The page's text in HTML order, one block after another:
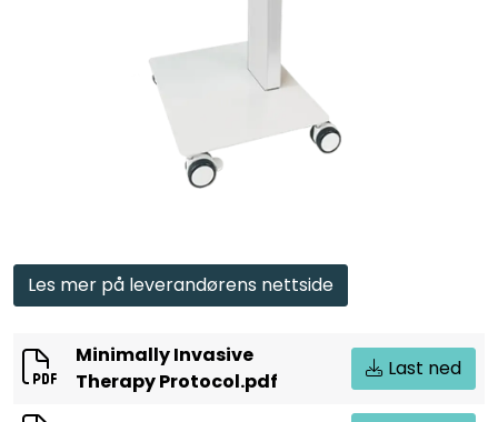
Les mer på leverandørens nettside
Minimally Invasive
Therapy Protocol.pdf
Last ned